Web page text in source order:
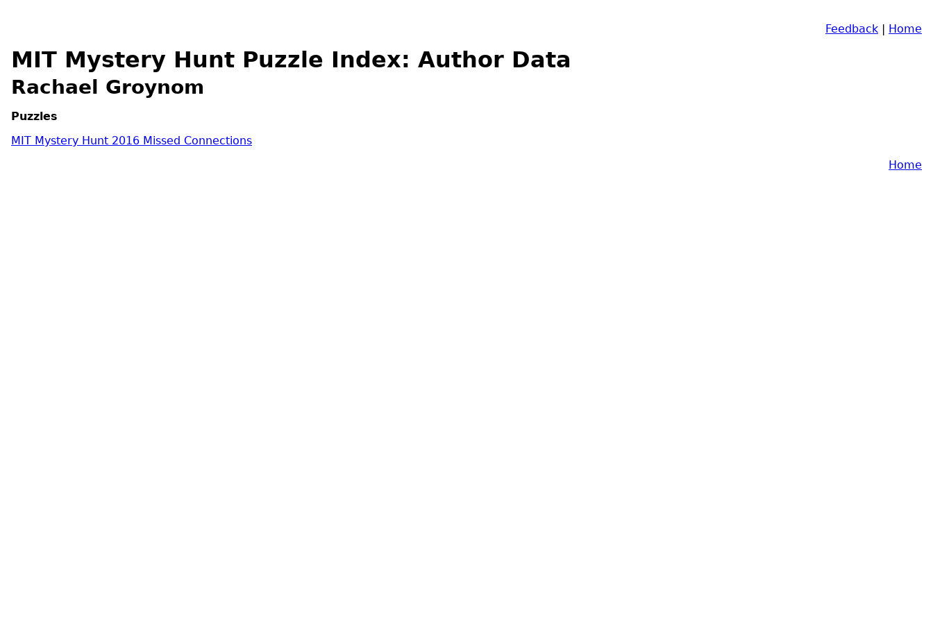
Feedback | Home
MIT Mystery Hunt Puzzle Index: Author Data
Rachael Groynom
Puzzles
MIT Mystery Hunt 2016 Missed Connections
Home